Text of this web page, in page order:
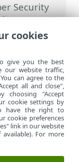
Security
>
>
motore
cookies
give you the best
our website traffic,
can agree to the
all and close",
choosing "Accept
cookie settings by
have the right to
cookie preferences
link in our website
For more